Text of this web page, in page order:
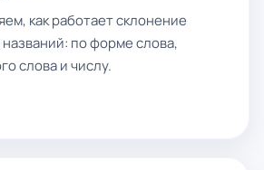
как работает склонение
по форме слова,
слова и числу.